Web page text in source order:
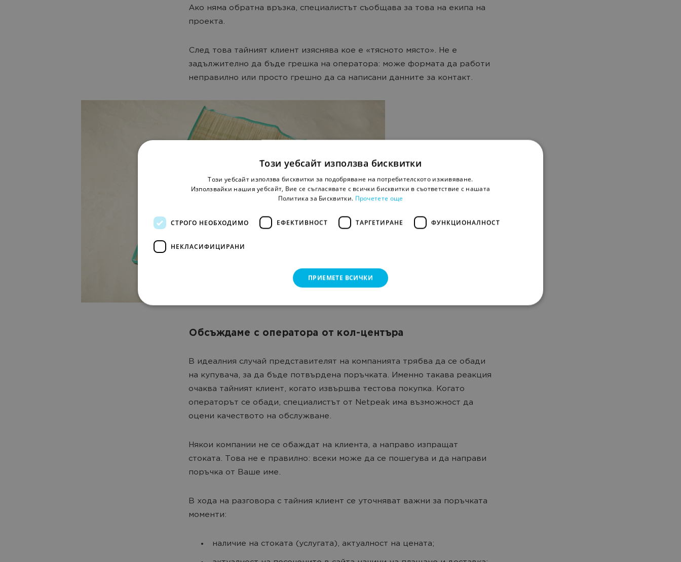
Ако няма обратна връзка, специалистът съобщава за това на екипа на
проекта.
След това тайният клиент изяснява кое е «тясното място». Не е
задължително да бъде грешка на оператора: може формата да работи
неправилно или просто грешно да са написани данните за контакт.
Обсъждаме с оператора от кол-центъра
В идеалния случай представителят на компанията трябва да се обади
на купувача, за да бъде потвърдена поръчката. Именно такава реакция
очаква тайният клиент, когато извършва тестова покупка. Когато
операторът се обади, специалистът от Netpeak има възможност да
оцени качеството на обслужване.
Някои компании не се обаждат на клиента, а направо изпращат
стоката. Това не е правилно: всеки може да се пошегува и да направи
поръчка от Ваше име.
В хода на разговора с тайния клиент се уточняват важни за поръчката
моменти:
наличие на стоката (услугата), актуалност на цената;
Този уебсайт използва бисквитки
Този уебсайт използва бисквитки за подобряване на потребителското изживяване.
Използвайки нашия уебсайт, Вие се съгласявате с всички бисквитки в съответствие с нашата
Политика за Бисквитки. Прочетете още
СТРОГО НЕОБХОДИМО ЕФЕКТИВНОСТ ТАРГЕТИРАНЕ ФУНКЦИОНАЛНОСТ
НЕКЛАСИФИЦИРАНИ
ПРИЕМЕТЕ ВСИЧКИ